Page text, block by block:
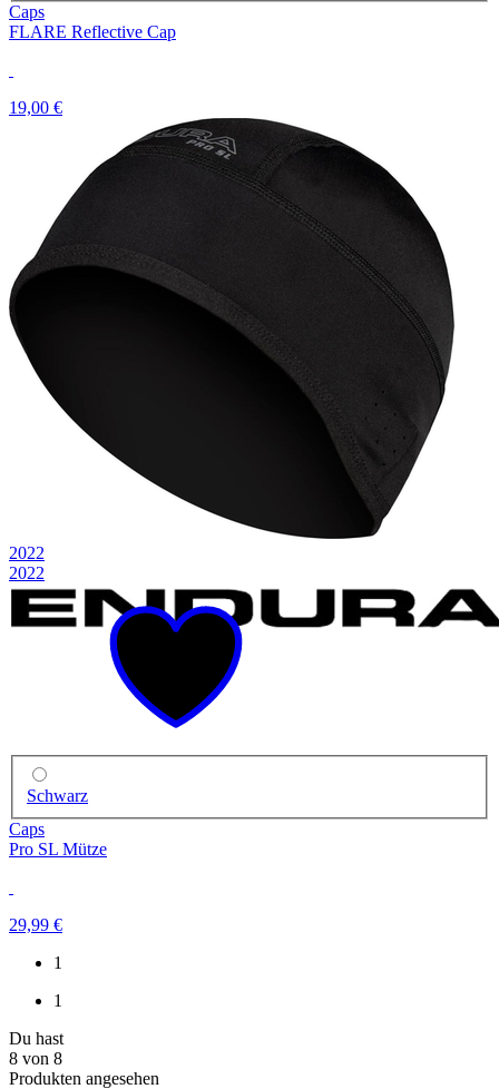
Caps
FLARE Reflective Cap
19,00 €
2022
2022
Schwarz
Caps
Pro SL Mütze
29,99 €
1
1
Du hast
8 von 8
Produkten angesehen